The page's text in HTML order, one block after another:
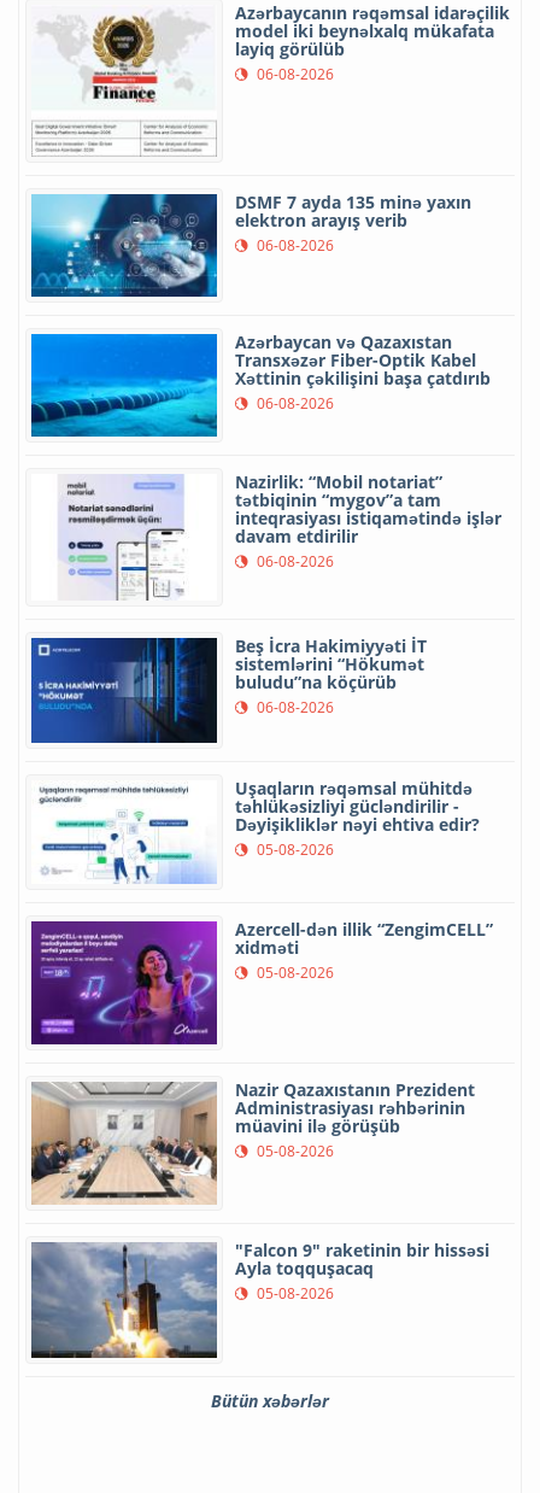
Azərbaycanın rəqəmsal idarəçilik
model iki beynəlxalq mükafata
layiq görülüb
06-08-2026
DSMF 7 ayda 135 minə yaxın
elektron arayış verib
06-08-2026
Azərbaycan və Qazaxıstan
Transxəzər Fiber-Optik Kabel
Xəttinin çəkilişini başa çatdırıb
06-08-2026
Nazirlik: “Mobil notariat”
tətbiqinin “mygov”a tam
inteqrasiyası istiqamətində işlər
davam etdirilir
06-08-2026
Beş İcra Hakimiyyəti İT
sistemlərini “Hökumət
buludu”na köçürüb
06-08-2026
Uşaqların rəqəmsal mühitdə
təhlükəsizliyi gücləndirilir -
Dəyişikliklər nəyi ehtiva edir?
05-08-2026
Azercell-dən illik “ZengimCELL”
xidməti
05-08-2026
Nazir Qazaxıstanın Prezident
Administrasiyası rəhbərinin
müavini ilə görüşüb
05-08-2026
"Falcon 9" raketinin bir hissəsi
Ayla toqquşacaq
05-08-2026
Bütün xəbərlər